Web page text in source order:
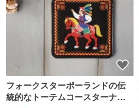
フォークスターポーランドの伝
統的なトーテムコースターナイ